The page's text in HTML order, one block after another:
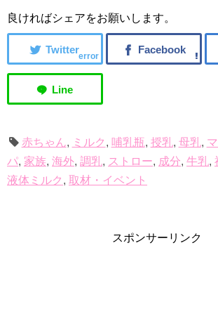
良ければシェアをお願いします。
error
赤ちゃん, ミルク , 哺乳瓶, 授乳, 母乳,
パ, 家族, 海外, 調乳, ストロー, 成分, 牛乳,
液体ミルク , 取材・イベント
スポンサーリンク